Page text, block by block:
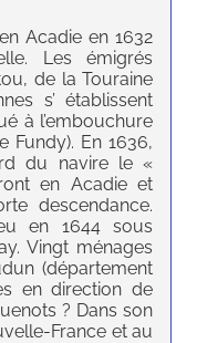
Acadie en 1632
Les émigrés
de la Touraine
s’ établissent
à l’embouchure
Fundy). En 1636,
du navire le «
en Acadie et
descendance.
en 1644 sous
Vingt ménages
(département
en direction de
? Dans son
France et au